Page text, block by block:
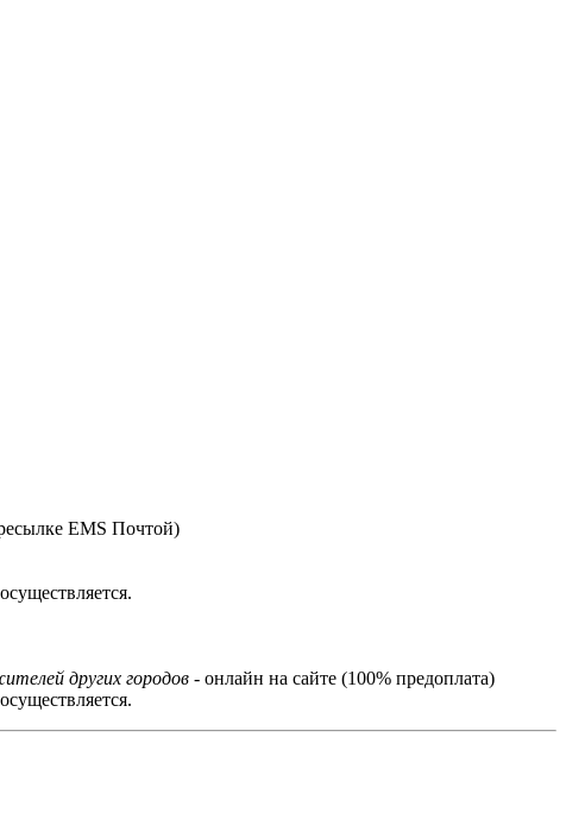
EMS Почтой)
других городов - онлайн на сайте (100% предоплата)